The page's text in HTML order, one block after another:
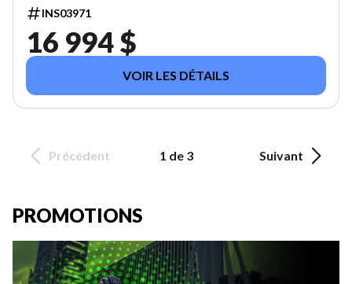
INS03971
16 994 $
VOIR LES DÉTAILS
Précédent 1 de 3 Suivant
PROMOTIONS